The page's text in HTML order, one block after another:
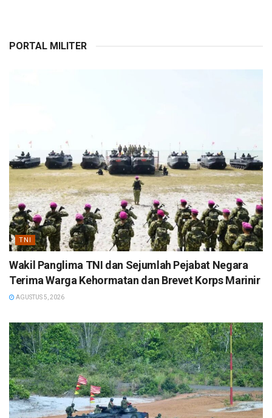
PORTAL MILITER
TNI
Wakil Panglima TNI dan Sejumlah Pejabat Negara
Terima Warga Kehormatan dan Brevet Korps Marinir
AGUSTUS 5, 2026